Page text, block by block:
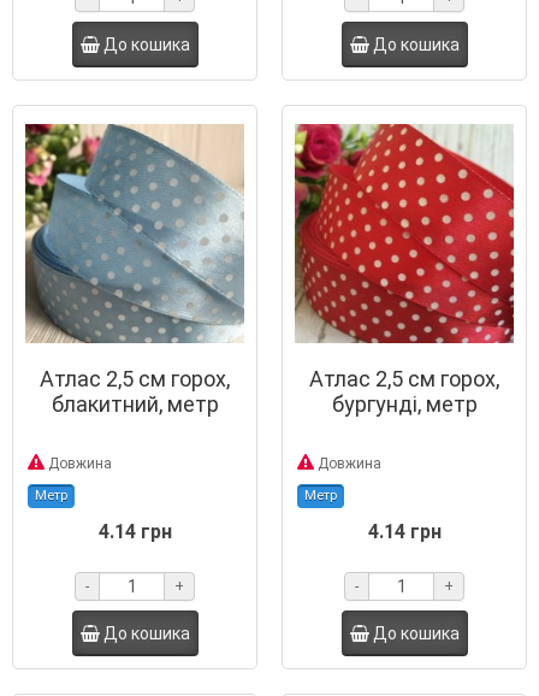
До кошика До кошика
Атлас 2,5 см горох,
блакитний, метр
Довжина
Метр
4.14 грн
- +
До кошика
Атлас 2,5 см горох,
бургунді, метр
Довжина
Метр
4.14 грн
- +
До кошика